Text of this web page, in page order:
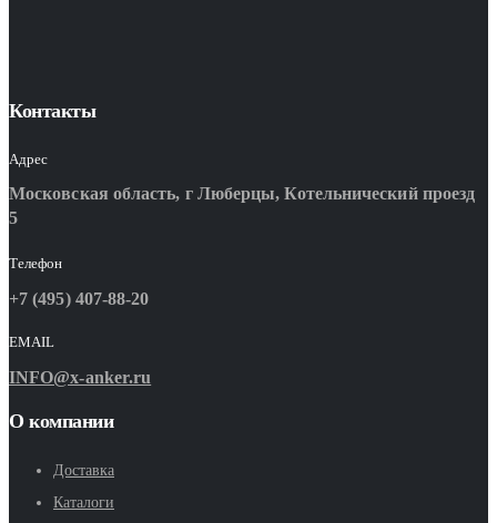
Контакты
Адрес
Московская область, г Люберцы, Котельнический проезд
5
Телефон
+7 (495) 407-88-20
EMAIL
INFO@x-anker.ru
О компании
Доставка
Каталоги